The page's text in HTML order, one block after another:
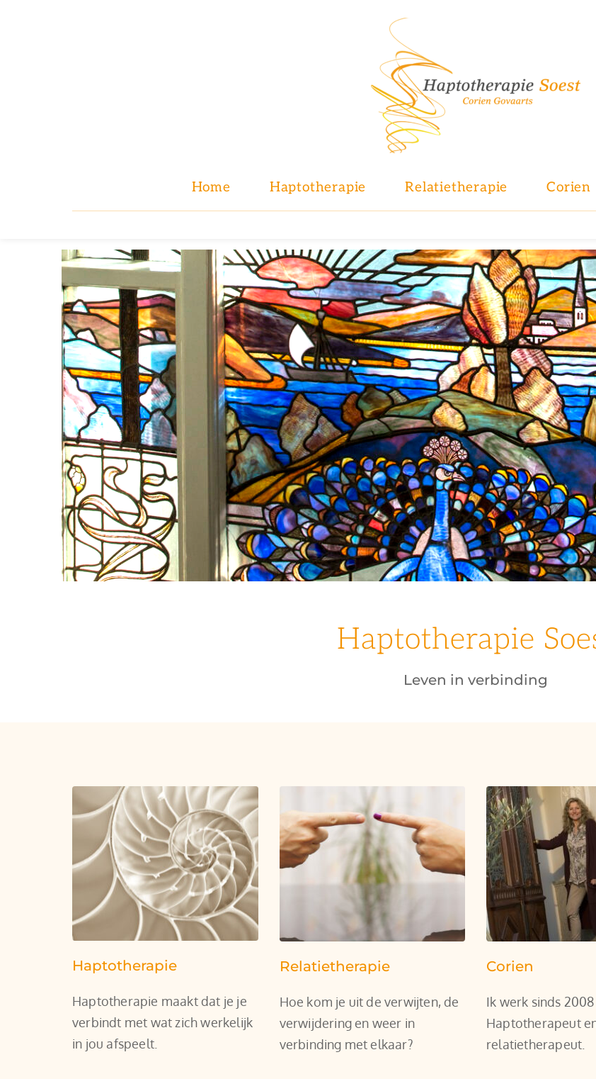
Home Haptotherapie Relatietherapie Corien
Haptotherapie
Leven in verbinding
Haptotherapie
Haptotherapie maakt dat je je
verbindt met wat zich werkelijk
in jou afspeelt.
Relatietherapie
Hoe kom je uit de verwijten, de
verwijdering en weer in
verbinding met elkaar?
Corien
Ik werk sinds
Haptotherapeut
relatietherapeut.